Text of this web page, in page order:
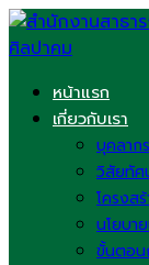
Skip
to
หน้าแรก
เกี่ยวกับเรา
บุคลาก
วิสัยทั
โครงส
นโยบา
ขั้นตอน